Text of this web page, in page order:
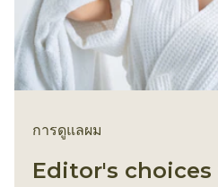
การดูแลผม
Editor's